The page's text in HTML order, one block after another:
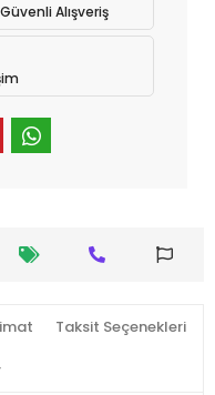
Güvenli Alışveriş
Taksit Seçenekleri